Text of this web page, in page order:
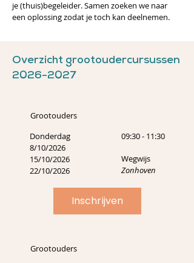
je (thuis)begeleider. Samen zoeken we naar
een oplossing zodat je toch kan deelnemen.
Overzicht grootoudercursussen
2026-2027
Grootouders
Donderdag
8/10/2026
15/10/2026
22/10/2026
09:30 - 11:30
Wegwijs
Zonhoven
Inschrijven
Grootouders